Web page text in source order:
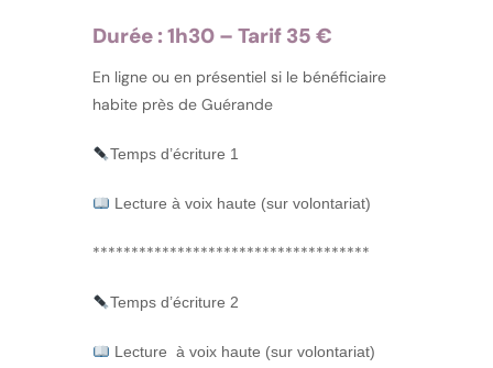
Durée : 1h30 – Tarif 35 €
En ligne ou en présentiel si le bénéficiaire
habite près de Guérande
Temps d’écriture 1
Lecture à voix haute (sur volontariat)
************************************
Temps d’écriture 2
Lecture à voix haute (sur volontariat)